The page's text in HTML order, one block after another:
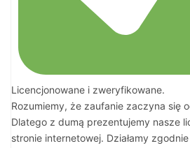
Licencjonowane i zweryfikowane.
Rozumiemy, że zaufanie zaczyna się
Dlatego z dumą prezentujemy nasze
stronie internetowej. Działamy